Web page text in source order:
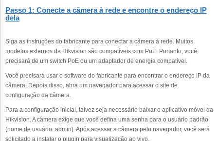
Passo 1: Conecte a câmera à rede e encontre o endereço IP
dela
Siga as instruções do fabricante para conectar a câmera à rede. Muitos
modelos externos da Hikvision são compatíveis com PoE. Portanto, você
precisará de um switch PoE ou um adaptador de energia compatível.
Você precisará usar o software do fabricante para encontrar o endereço IP da
câmera. Depois disso, abra um navegador para acessar o site de
configuração da câmera.
Para a configuração inicial, talvez seja necessário baixar o aplicativo móvel da
Hikvision. A câmera exige que você defina uma senha para o usuário padrão
(nome de usuário: admin). Após acessar a câmera pelo navegador, você será
solicitado a instalar o plugin para visualização ao vivo.